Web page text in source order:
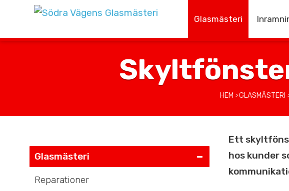
Glasmästeri
HEM ›GLASMÄSTERI ›
Ett
hos kunder
Glasmästeri
Reparationer